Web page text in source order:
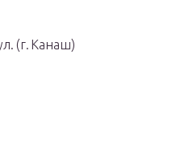
(г. Канаш)